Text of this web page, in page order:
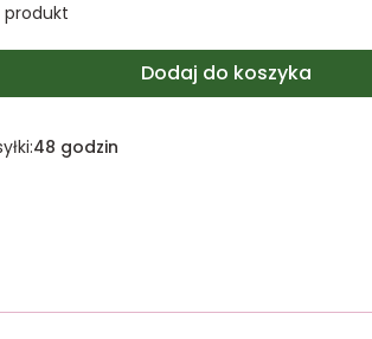
produkt
Dodaj do koszyka
48 godzin